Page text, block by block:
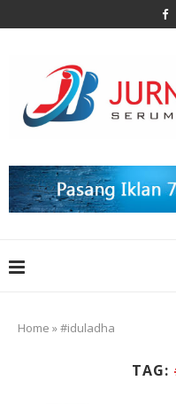
Home »#iduladha
TAG: